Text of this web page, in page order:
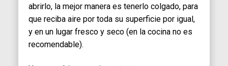
abrirlo, la mejor manera es tenerlo colgado, para
que reciba aire por toda su superficie por igual,
y en un lugar fresco y seco (en la cocina no es
recomendable).